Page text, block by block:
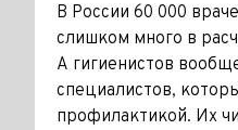
В России 60 000
слишком много в
А гигиенистов
специалистов,
профилактикой. Их